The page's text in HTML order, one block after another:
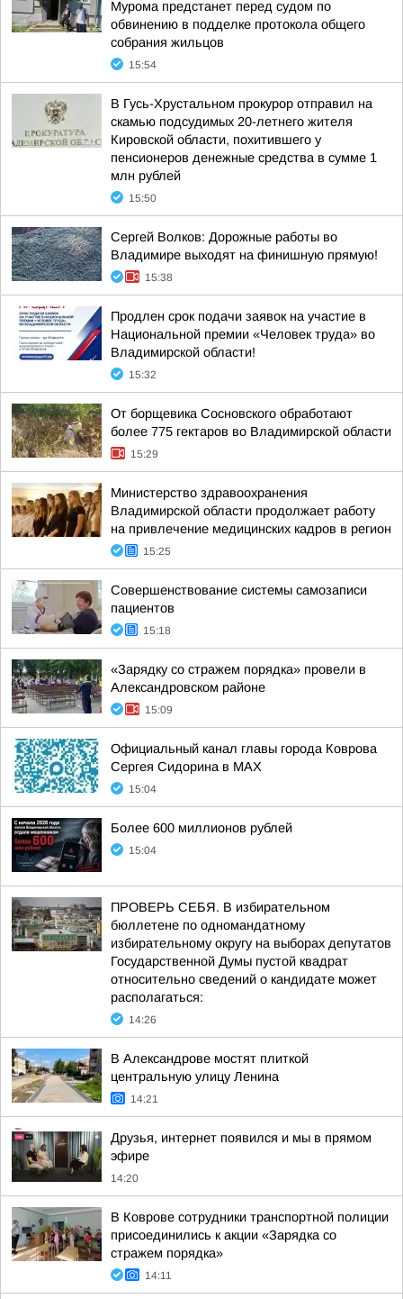
Мурома предстанет перед судом по
обвинению в подделке протокола общего
собрания жильцов
15:54
В Гусь-Хрустальном прокурор отправил на
скамью подсудимых 20-летнего жителя
Кировской области, похитившего у
пенсионеров денежные средства в сумме 1
млн рублей
15:50
Сергей Волков: Дорожные работы во
Владимире выходят на финишную прямую!
15:38
Продлен срок подачи заявок на участие в
Национальной премии «Человек труда» во
Владимирской области!
15:32
От борщевика Сосновского обработают
более 775 гектаров во Владимирской области
15:29
Министерство здравоохранения
Владимирской области продолжает работу
на привлечение медицинских кадров в регион
15:25
Совершенствование системы самозаписи
пациентов
15:18
«Зарядку со стражем порядка» провели в
Александровском районе
15:09
Официальный канал главы города Коврова
Сергея Сидорина в МАХ
15:04
Более 600 миллионов рублей
15:04
ПРОВЕРЬ СЕБЯ. В избирательном
бюллетене по одномандатному
избирательному округу на выборах депутатов
Государственной Думы пустой квадрат
относительно сведений о кандидате может
располагаться:
14:26
В Александрове мостят плиткой
центральную улицу Ленина
14:21
Друзья, интернет появился и мы в прямом
эфире
14:20
В Коврове сотрудники транспортной полиции
присоединились к акции «Зарядка со
стражем порядка»
14:11